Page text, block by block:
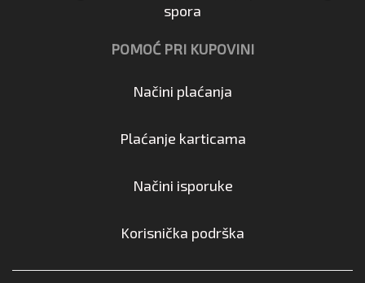
spora
POMOĆ PRI KUPOVINI
Načini plaćanja
Plaćanje karticama
Načini isporuke
Korisnička podrška